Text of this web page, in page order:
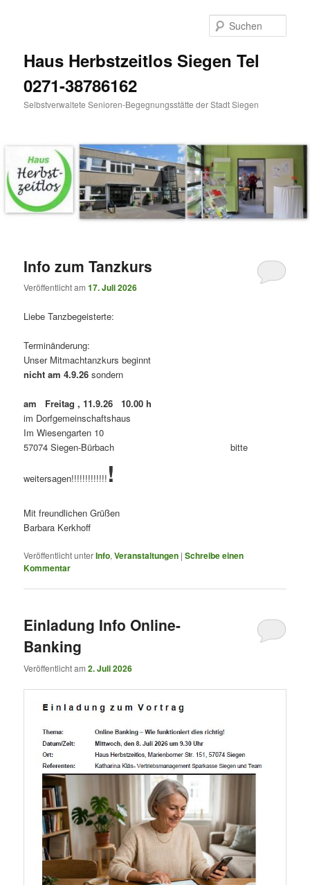
Haus Herbstzeitlos Siegen Tel
0271-38786162
Selbstverwaltete Senioren-Begegnungsstätte der Stadt Siegen
Info zum Tanzkurs
Veröffentlicht am17. Juli 2026
Liebe Tanzbegeisterte:
Terminänderung:
Unser Mitmachtanzkurs beginnt
nicht am 4.9.26 sondern
am Freitag , 11.9.26 10.00 h
im Dorfgemeinschaftshaus
Im Wiesengarten 10
57074 Siegen-Bürbach bitte
weitersagen!!!!!!!!!!!!! !
Mit freundlichen Grüßen
Barbara Kerkhoff
Veröffentlicht unterInfo,Veranstaltungen |Schreibe einen
Kommentar
Einladung Info Online-
Banking
Veröffentlicht am2. Juli 2026